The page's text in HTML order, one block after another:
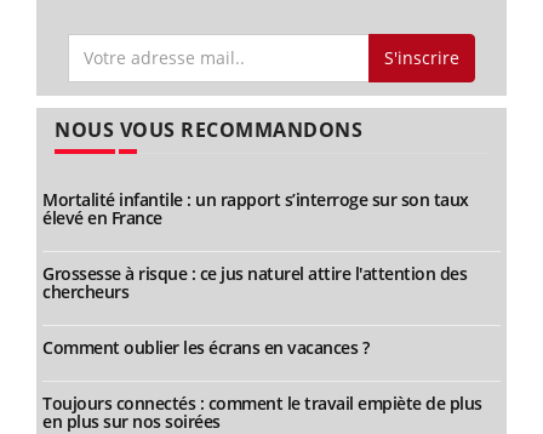
S'inscrire
NOUS VOUS RECOMMANDONS
Mortalité infantile : un rapport s’interroge sur son taux
élevé en France
Grossesse à risque : ce jus naturel attire l'attention des
chercheurs
Comment oublier les écrans en vacances ?
Toujours connectés : comment le travail empiète de plus
en plus sur nos soirées